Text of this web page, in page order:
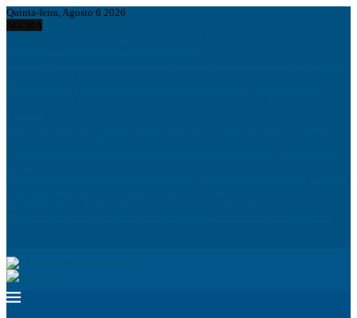
Quinta-feira, Agosto 6 2026